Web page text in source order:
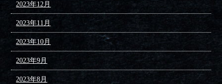
2023年12月
2023年11月
2023年10月
2023年9月
2023年8月